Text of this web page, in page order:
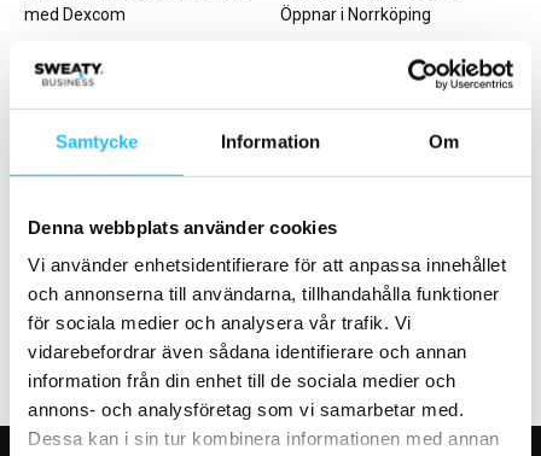
Samtycke Information Om
Denna webbplats använder cookies
Vi använder enhetsidentifierare för att anpassa innehållet
och annonserna till användarna, tillhandahålla funktioner
för sociala medier och analysera vår trafik. Vi
vidarebefordrar även sådana identifierare och annan
information från din enhet till de sociala medier och
annons- och analysföretag som vi samarbetar med.
Dessa kan i sin tur kombinera informationen med annan
med Dexcom
Öppnar i Norrköping
Fitness24Seven uppdaterar
medlemsappen med
träningsprogram
Jenny Hansell – ny vd för
Rönisch